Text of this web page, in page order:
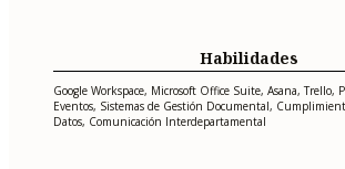
Habilidades
Google Workspace, Microsoft Office Suite, Asana, Trello,
Eventos, Sistemas de Gestión Documental,
Datos, Comunicación Interdepartamental